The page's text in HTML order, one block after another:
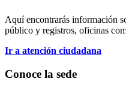
Aquí encontrarás información
público y registros, oficinas
Ir a atención ciudadana
Conoce la sede